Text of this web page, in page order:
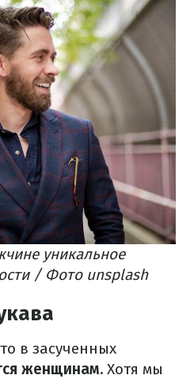
уникальное
/ Фото unsplash
в засученных
женщинам. Хотя мы